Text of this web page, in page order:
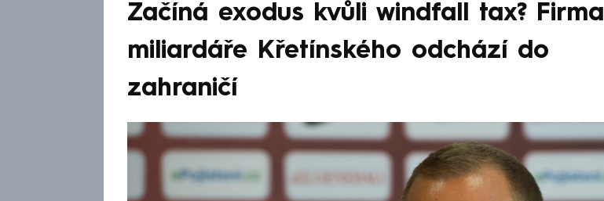
Začíná exodus kvůli windfall tax? Firma
miliardáře Křetínského odchází do
zahraničí